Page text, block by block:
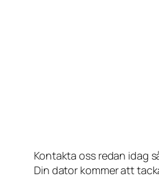
Kontakta oss redan idag
Din dator kommer att